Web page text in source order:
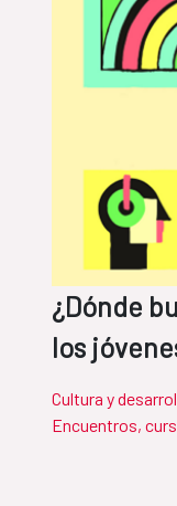
¿Dónde
los
Cultura y
Encuentros,